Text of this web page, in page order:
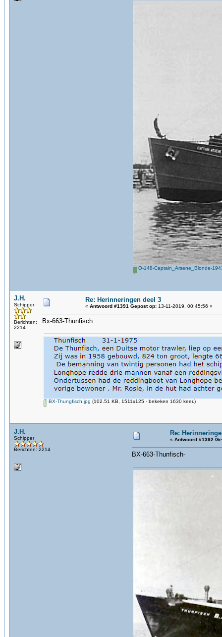
O-148-Captain_Arsene_Blonde-
J.H.
Schipper
Berichten:
2214
Re: Herinneringen deel 3
« Antwoord #1391 Gepost op: 13-11-2019, 00:45:56 »
Bx-663-Thunfisch
BX-Thungfisch.jpg (102.51 KB, 1511x125 - bekeken 1630 keer.)
J.H.
Schipper
Berichten: 2214
Re:
« Antwoord #1392
BX-663-Thunfisch-